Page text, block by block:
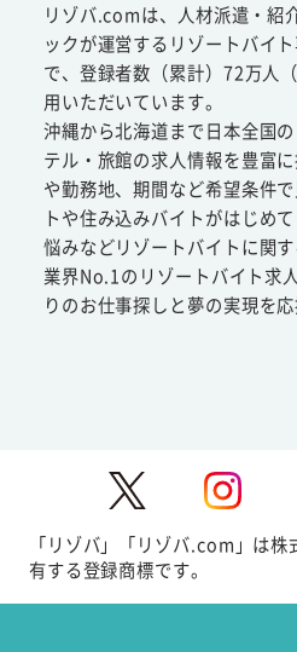
リゾバ.comは、人材派遣・紹
ックが運営するリゾートバイ
で、登録者数（累計）72万人
用いただいています。
沖縄から北海道まで日本全国
テル・旅館の求人情報を豊富
や勤務地、期間など希望条件
トや住み込みバイトがはじめ
悩みなどリゾートバイトに関
業界No.1のリゾートバイト求
りのお仕事探しと夢の実現を応
「リゾバ」「リゾバ.com」は
有する登録商標です。